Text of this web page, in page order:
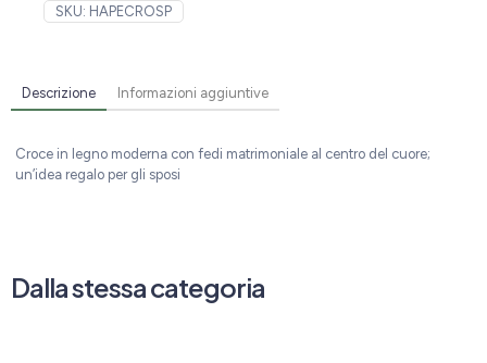
SKU: HAPECROSP
Descrizione Informazioni aggiuntive
Croce in legno moderna con fedi matrimoniale al centro del cuore;
un’idea regalo per gli sposi
Dalla stessa categoria